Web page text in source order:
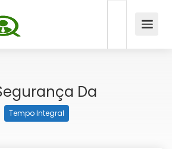
Da
Tempo Integral